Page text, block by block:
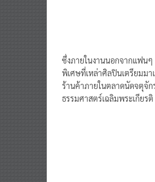
ซึ่งภายในงานนอกจากแฟน
พิเศษที่เหล่าศิลปินเตรียมมา
ร้านค้าภายในตลาดนัดจตุจั
ธรรมศาสตร์เฉลิมพระเกีย